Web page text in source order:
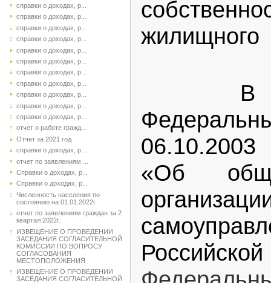
справки о доходах, р...
справки о доходах, р...
справки о доходах, р...
справки о доходах, р...
справки о доходах, р...
справки о доходах, р...
справки о доходах, р...
справки о доходах, р...
справки о доходах, р...
справки о доходах, р...
справки о доходах, р...
отчет о работе гражд...
Отчет за 2021 год
справки о доходах, р...
отчет по заявлениям ...
Справки о доходах, р...
Справки о доходах, р...
Численность населения по
состоянию на 01.01.2022г.
отчет по заявлениям граждан за 2
квартал 2022г.
ИЗВЕЩЕНИЕ О ПРОВЕДЕНИИ
ЗАСЕДАНИЯ СОГЛАСИТЕЛЬНОЙ
КОМИССИИ ПО ВОПРОСУ
СОГЛАСОВАНИЯ
МЕСТОПОЛОЖЕНИЯ
ИЗВЕЩЕНИЕ О ПРОВЕДЕНИИ
ЗАСЕДАНИЯ СОГЛАСИТЕЛЬНОЙ
жилищного
В
«Об